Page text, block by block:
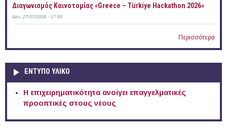
Διαγωνισμός Καινοτομίας «Greece – Türkiye Hackathon 2026»
Δευ, 27/07/2026 - 17:55
Περισσότερα
ΕΝΤΥΠΟ ΥΛΙΚΟ
Η επιχειρηματικότητα ανοίγει επαγγελματικές
προοπτικές στους νέους